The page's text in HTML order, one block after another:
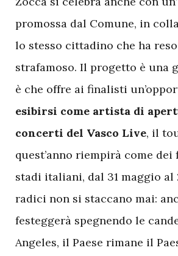
promossa dal Comune, in
lo stesso cittadino che ha
strafamoso. Il progetto è una
è che offre ai finalisti
esibirsi come artista di
concerti del Vasco Live, il
quest’anno riempirà come
stadi italiani, dal 31 maggio al
radici non si staccano mai:
festeggerà spegnendo le
Angeles, il Paese rimane il